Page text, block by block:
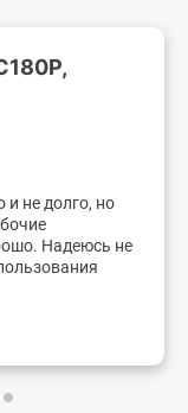
и не долго, но
Надеюсь не